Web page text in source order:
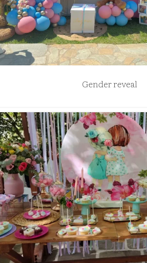
Gender reveal